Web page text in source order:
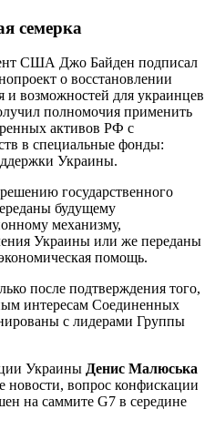
семерка
США Джо Байден подписал
о восстановлении
и возможностей для украинцев
полномочия применить
активов РФ с
в специальные фонды:
Украины.
государственного
будущему
механизму,
Украины или же переданы
помощь.
после подтверждения того,
интересам Соединенных
с лидерами Группы
Украины Денис Малюська
новости, вопрос конфискации
на саммите G7 в середине